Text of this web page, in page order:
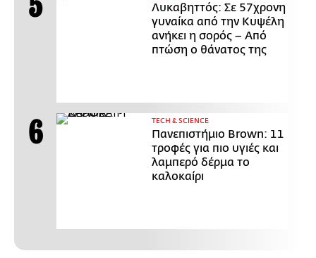
Λυκαβηττός: Σε 57χρονη
γυναίκα από την Κυψέλη
ανήκει η σορός – Από
πτώση ο θάνατος της
ΤECH & SCIENCE
Πανεπιστήμιο Brown: 11
τροφές για πιο υγιές και
λαμπερό δέρμα το
καλοκαίρι